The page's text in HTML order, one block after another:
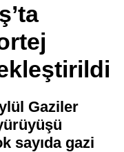
Gaziler
sayıda gazi